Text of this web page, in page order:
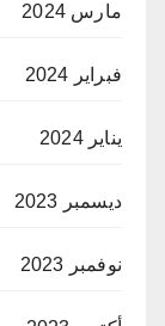
مارس 2024
فبراير 2024
يناير 2024
ديسمبر 2023
نوفمبر 2023